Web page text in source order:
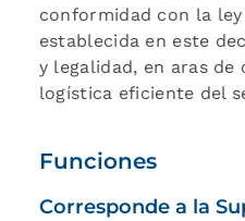
conformidad con la
establecida en este
y legalidad, en aras
logística eficiente del
Funciones
Corresponde a la